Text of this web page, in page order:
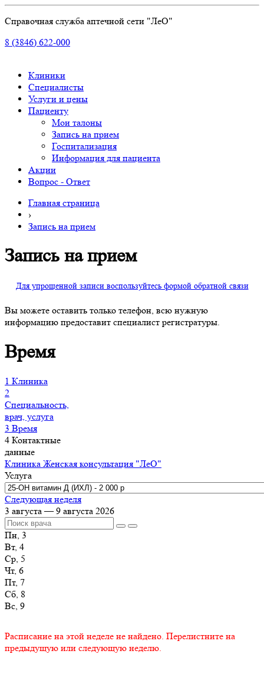
Справочная служба аптечной сети "ЛеО"
8 (3846) 622-000
Клиники
Специалисты
Услуги и цены
Пациенту
Мои талоны
Запись на прием
Госпитализация
Информация для пациента
Акции
Вопрос - Ответ
Главная страница
›
Запись на прием
Запись на прием
Для упрощенной записи воспользуйтесь формой обратной связи
Вы можете оставить только телефон, всю нужную
информацию предоставит специалист регистратуры.
Время
1 Клиника
2
Специальность,
врач, услуга
3 Время
4 Контактные
данные
Клиника Женская консультация "ЛеО"
Услуга
Следующая неделя
3 августа — 9 августа 2026
Пн, 3
Вт, 4
Ср, 5
Чт, 6
Пт, 7
Сб, 8
Вс, 9
Расписание на этой неделе не найдено. Перелистните на
предыдущую или следующую неделю.